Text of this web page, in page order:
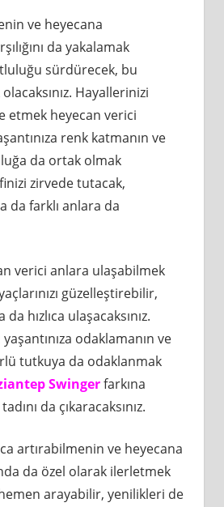
ve heyecana
da yakalamak
sürdürecek, bu
Hayallerinizi
etmek heyecan verici
renk katmanın ve
da ortak olmak
zirvede tutacak,
da farklı anlara da
verici anlara ulaşabilmek
güzelleştirebilir,
hızlıca ulaşacaksınız.
odaklamanın ve
tutkuya da odaklanmak
Swingerfarkına
da çıkaracaksınız.
artırabilmenin ve heyecana
da özel olarak ilerletmek
arayabilir, yenilikleri de